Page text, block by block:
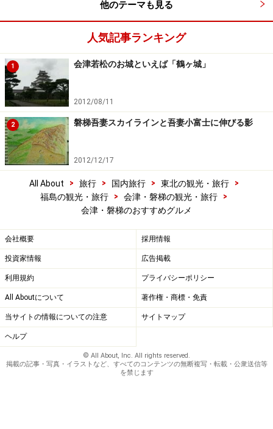
他のテーマも見る
人気記事ランキング
1 会津若松のお城といえば「鶴ヶ城」
2012/08/11
2 磐梯吾妻スカイラインと吾妻小富士に伸びる影
2012/12/17
All About > 旅行 > 国内旅行 > 東北の観光・旅行
>
福島の観光・旅行
> 会津・磐梯の観光・旅行
>
会津・磐梯のおすすめグルメ
会社概要 採用情報
投資家情報 広告掲載
利用規約 プライバシーポリシー
All Aboutについて 著作権・商標・免責
当サイトの情報についての注意 サイトマップ
ヘルプ
© All About, Inc. All rights reserved.
掲載の記事・写真・イラストなど、すべてのコンテンツの無断複写・転載・公衆送信等
を禁じます